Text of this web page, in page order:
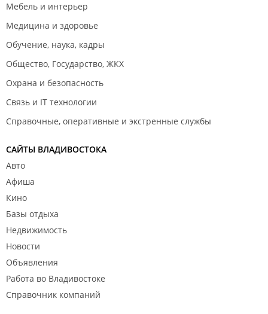
Мебель и интерьер
Медицина и здоровье
Обучение, наука, кадры
Общество, Государство, ЖКХ
Охрана и безопасность
Связь и IT технологии
Справочные, оперативные и экстренные службы
САЙТЫ ВЛАДИВОСТОКА
Авто
Афиша
Кино
Базы отдыха
Недвижимость
Новости
Объявления
Работа во Владивостоке
Справочник компаний